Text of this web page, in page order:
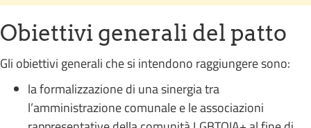
Obiettivi generali del patto
Gli obiettivi generali che si intendono raggiungere sono:
la formalizzazione di una sinergia tra
l’amministrazione comunale e le associazioni